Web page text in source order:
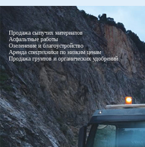
Продажа сыпучих материалов
Асфальтные работы
Озеленение и благоустройство
Аренда спецтехники по низким ценам
Продажа грунтов и органических удобрений